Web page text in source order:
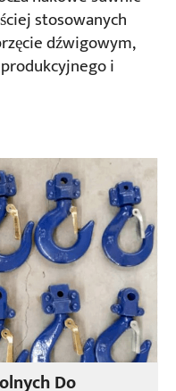
stosowanych
dźwigowym,
i
Do